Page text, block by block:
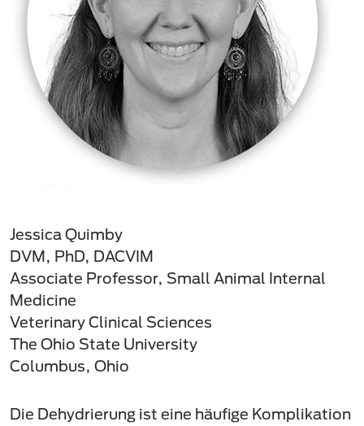
Jessica Quimby
DVM, PhD, DACVIM
Associate Professor, Small Animal Internal
Medicine
Veterinary Clinical Sciences
The Ohio State University
Columbus, Ohio
Die Dehydrierung ist eine häufige Komplikation